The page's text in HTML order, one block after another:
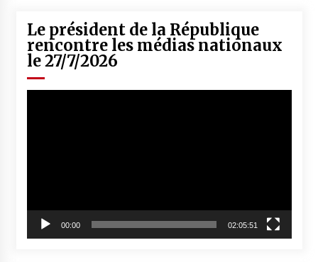
Le président de la République
rencontre les médias nationaux
le 27/7/2026
00:00 02:05:51